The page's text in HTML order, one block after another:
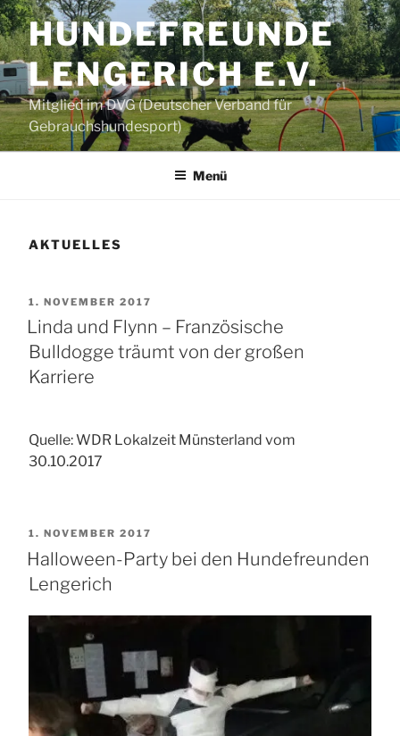
Zum
Inhalt
springenHUNDEFREUNDE
LENGERICH E.V.
Mitglied im DVG (Deutscher Verband für
Gebrauchshundesport)
Menü
AKTUELLES
VERÖFFENTLICHT
AM
1. NOVEMBER 2017
Linda und Flynn – Französische
Bulldogge träumt von der großen
Karriere
Quelle: WDR Lokalzeit Münsterland vom
30.10.2017
VERÖFFENTLICHT
AM
1. NOVEMBER 2017
Halloween-Party bei den Hundefreunden
Lengerich